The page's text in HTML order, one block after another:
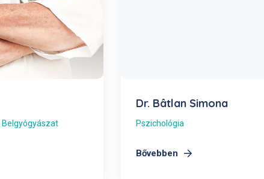
Belgyógyászat
Dr. Bâtlan Simona
Pszichológia
Bővebben